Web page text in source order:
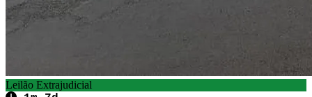
Leilão Extrajudicial